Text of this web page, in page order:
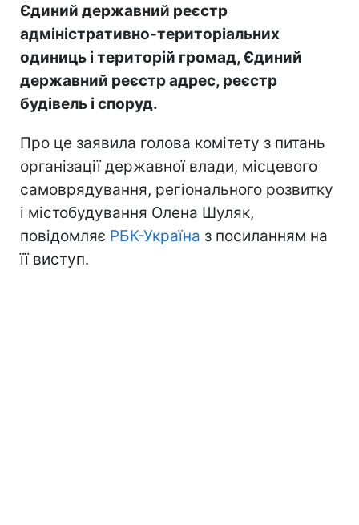
Єдиний державний реєстр
адміністративно-територіальних
одиниць і територій громад, Єдиний
державний реєстр адрес, реєстр
будівель і споруд.
Про це заявила голова комітету з питань
організації державної влади, місцевого
самоврядування, регіонального розвитку
і містобудування Олена Шуляк,
повідомляє РБК-Україна з посиланням на
її виступ.